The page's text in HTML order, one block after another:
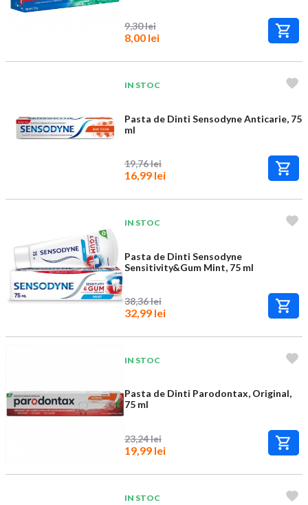
9,30 lei
8,00 lei
IN STOC
Pasta de Dinti Sensodyne Anticarie, 75
ml
19,76 lei
16,99 lei
IN STOC
Pasta de Dinti Sensodyne
Sensitivity&Gum Mint, 75 ml
38,36 lei
32,99 lei
IN STOC
Pasta de Dinti Parodontax, Original,
75 ml
23,24 lei
19,99 lei
IN STOC